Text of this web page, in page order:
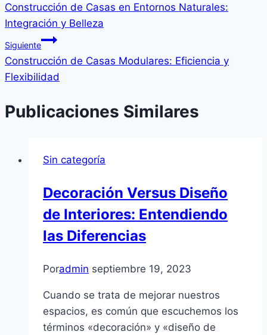
Construcción de Casas en Entornos Naturales:
Integración y Belleza
Siguiente
Construcción de Casas Modulares: Eficiencia y
Flexibilidad
Publicaciones Similares
Sin categoría
Decoración Versus Diseño
de Interiores: Entendiendo
las Diferencias
Poradmin septiembre 19, 2023
Cuando se trata de mejorar nuestros
espacios, es común que escuchemos los
términos «decoración» y «diseño de